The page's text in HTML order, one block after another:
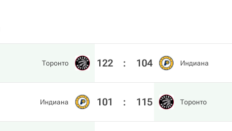
Торонто 122 : 104 Индиана
Индиана 101 : 115 Торонто